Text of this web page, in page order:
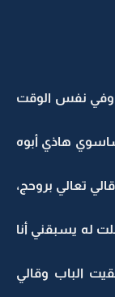
وفي نفس الوقت
هاذي أبوه
تعالي بروحج،
له يسبقني أنا
الباب وقالي